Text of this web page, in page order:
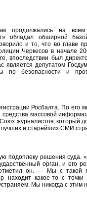
продолжались на всем
обладал обширной
и то, что во главе
Черкесов в начале
впоследствии был
является депутатом
по безопасности и
Росбалта. По его
средства массовой
Союз журналистов, который
лучших и старейших СМИ
подоплеку решения
орган, и его
он. — Мы с такой
находит какое-то с точки
Мы никогда с этим